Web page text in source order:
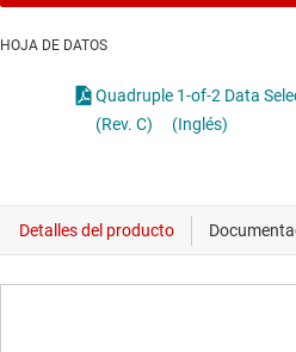
HOJA DE DATOS
Quadruple 1-of-2 Data
(Rev. C)
(Inglés)